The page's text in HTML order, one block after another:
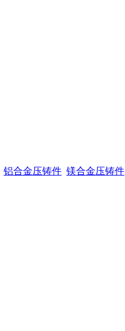
铝合金压铸件 镁合金压铸件